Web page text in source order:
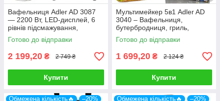
Вафельниця Adler AD 3087
— 2200 Вт, LED-дисплей, 6
рівнів підсмажування,
антипригарне покриття
Готово до відправки
2 199,20 ₴ 2 749 ₴
Купити
Мультимейкер 5в1 Adler AD
3040 – Вафельниця,
бутербродниця, гриль,
горішниця, тостер, 1200 Вт,
Змінні антипригарні панелі
Готово до відправки
1 699,20 ₴ 2 124 ₴
Купити
Обмежена кількість🔥 –20% Обмежена кількість🔥 –20%